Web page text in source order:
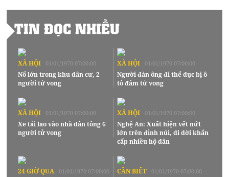
TIN ĐỌC NHIỀU
XÃ HỘI 01/01/1970 07:00:00
Nổ lớn trong khu dân cư, 2
người tử vong
XÃ HỘI 01/01/1970 07:00:00
Người đàn ông đi thể dục bị ô
tô đâm tử vong
XÃ HỘI 01/01/1970 07:00:00
Xe tải lao vào nhà dân tông 6
người tử vong
XÃ HỘI 01/01/1970 07:00:00
Nghệ An: Xuất hiện vết nứt
lớn trên đỉnh núi, di dời khẩn
cấp nhiều hộ dân
24 GIỜ QUA 01/01/1970 07:00:00 CẦN BIẾT 01/01/1970 07:00:00